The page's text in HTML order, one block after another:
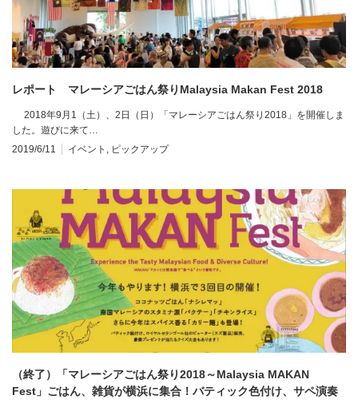
レポート マレーシアごはん祭りMalaysia Makan Fest 2018
2018年9月1（土）、2日（日）「マレーシアごはん祭り2018」を開催しま
した。遊びに来て…
2019/6/11
イベント ピックアップ
（終了）「マレーシアごはん祭り2018～Malaysia MAKAN
Fest」ごはん、雑貨が横浜に集合！バティック色付け、サペ演奏